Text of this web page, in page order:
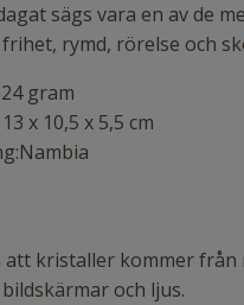
sägs vara en av de
rymd, rörelse och
gram
x 10,5 x 5,5 cm
att kristaller kommer
och ljus.